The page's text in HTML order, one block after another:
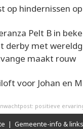
op hindernissen
Pelt B in
derby met
maakt rouw
voor Johan en
positieve
| Gemeente-info & links